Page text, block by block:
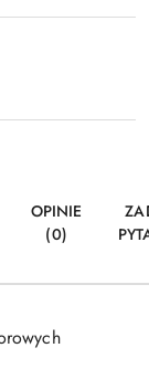
OPINIE
(0)